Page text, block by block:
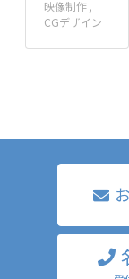
映像制作
CGデザイン